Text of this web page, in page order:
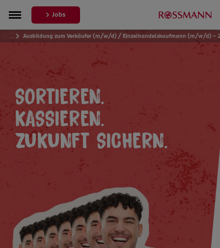
Jobs
… Ausbildung zum Verkäufer (m/w/d) / Einzelhandelskaufmann (m/w/d) –
SORTIEREN.
KASSIEREN.
ZUKUNFT SICHERN.